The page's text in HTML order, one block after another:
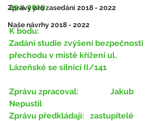
Zprávy pro zasedání 2018 - 2022
Naše návrhy 2018 - 2022
29.4.2019
K bodu:
Zadání studie zvýšení bezpečnosti
přechodu v místě křížení ul.
Lázeňské se silnicí II/141
Zprávu zpracoval:
Nepustil
Zprávu předkládají: